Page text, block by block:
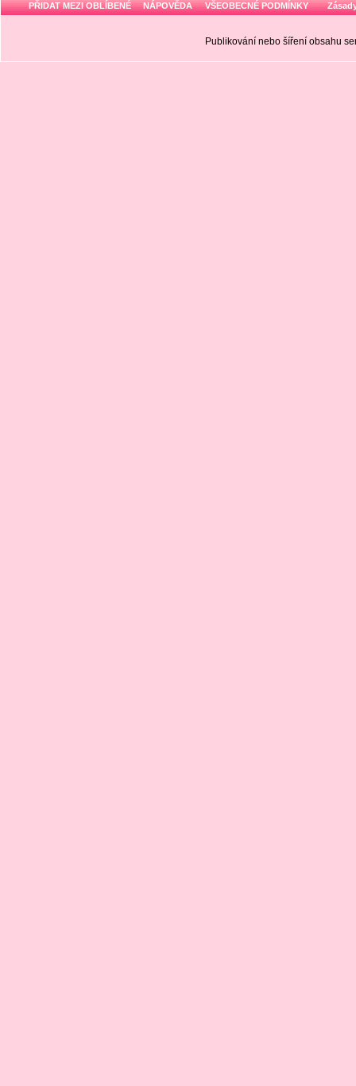
PŘIDAT MEZI OBLÍBENÉ NÁPOVĚDA VŠEOBECNÉ PODMÍNKY
Publikování nebo šíření obsahu